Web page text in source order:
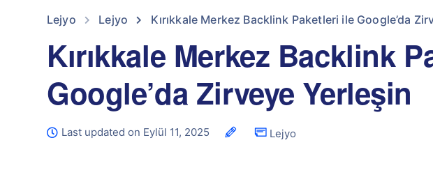
Lejyo Lejyo Kırıkkale Merkez Backlink Paketleri ile Google’da
Kırıkkale Merkez Backlink
Google’da Zirveye Yerleşin
Last updated on Eylül 11, 2025 Lejyo